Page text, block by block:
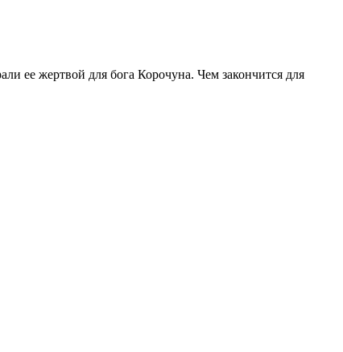
ее жертвой для бога Корочуна. Чем закончится для